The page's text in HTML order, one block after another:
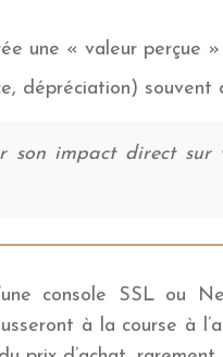
une « valeur perçue
dépréciation) souvent
impact direct sur
console SSL ou
à la course à